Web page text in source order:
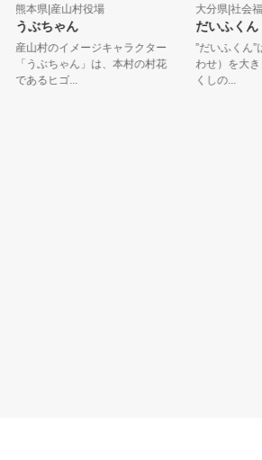
熊本県|産山村役場
うぶちゃん
産山村のイメージキャラクター
「うぶちゃん」は、本村の村花
であるヒゴ...
大分県|社会福祉
だいふくん
”だいふくん”は
わせ）を大きく
くしの...